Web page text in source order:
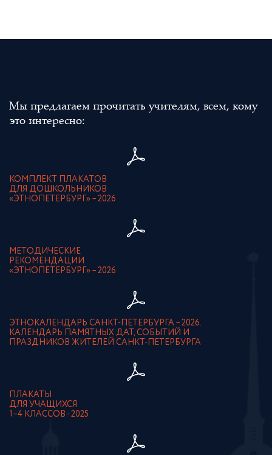
Мы предлагаем прочитать учителям, всем, кому
это интересно:
КОМПЛЕКТ ПЛАКАТОВ
ДЛЯ ДОШКОЛЬНИКОВ
«ЭТНОПЕТЕРБУРГ» – 2026
МЕТОДИЧЕСКИЕ
РЕКОМЕНДАЦИИ
«ЭТНОПЕТЕРБУРГ» – 2026
ЭТНОКАЛЕНДАРЬ САНКТ-ПЕТЕРБУРГА – 2026.
КАЛЕНДАРЬ ПАМЯТНЫХ ДАТ, СОБЫТИЙ И
ПРАЗДНИКОВ ЖИТЕЛЕЙ САНКТ-ПЕТЕРБУРГА
ПЛАКАТЫ
ДЛЯ УЧАЩИХСЯ
1–4 КЛАССОВ - 2025